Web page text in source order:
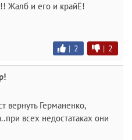
Жалб и его и крайЁ!
| 2 | 2
вернуть Германенко,
всех недостатаках они